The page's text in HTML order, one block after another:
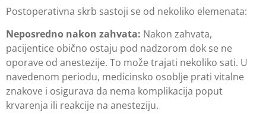
Postoperativna skrb sastoji se od nekoliko elemenata:
Neposredno nakon zahvata: Nakon zahvata,
pacijentice obično ostaju pod nadzorom dok se ne
oporave od anestezije. To može trajati nekoliko sati. U
navedenom periodu, medicinsko osoblje prati vitalne
znakove i osigurava da nema komplikacija poput
krvarenja ili reakcije na anesteziju.